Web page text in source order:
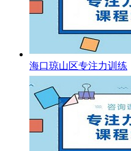
海口琼山区专注力训练